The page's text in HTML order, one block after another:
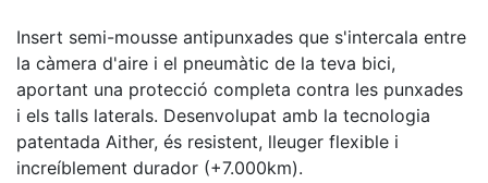
Insert semi-mousse antipunxades que s'intercala entre
la càmera d'aire i el pneumàtic de la teva bici,
aportant una protecció completa contra les punxades
i els talls laterals. Desenvolupat amb la tecnologia
patentada Aither, és resistent, lleuger flexible i
increíblement durador (+7.000km).